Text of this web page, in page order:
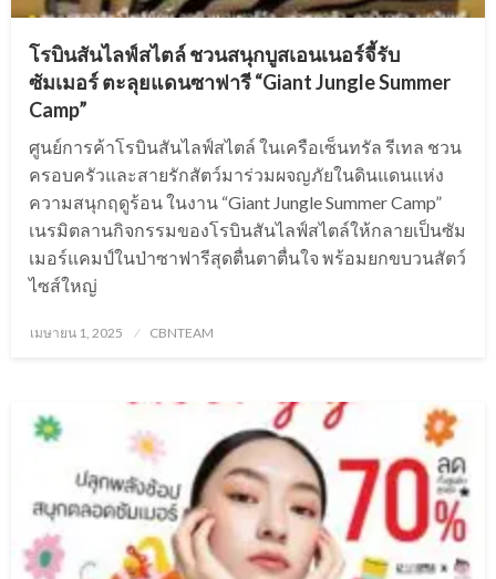
โรบินสันไลฟ์สไตล์ ชวนสนุกบูสเอนเนอร์จี้รับ
ซัมเมอร์ ตะลุยแดนซาฟารี “Giant Jungle Summer
Camp”
ศูนย์การค้าโรบินสันไลฟ์สไตล์ ในเครือเซ็นทรัล รีเทล ชวน
ครอบครัวและสายรักสัตว์มาร่วมผจญภัยในดินแดนแห่ง
ความสนุกฤดูร้อน ในงาน “Giant Jungle Summer Camp”
เนรมิตลานกิจกรรมของโรบินสันไลฟ์สไตล์ให้กลายเป็นซัม
เมอร์แคมป์ในป่าซาฟารีสุดตื่นตาตื่นใจ พร้อมยกขบวนสัตว์
ไซส์ใหญ่
Posted
เมษายน 1, 2025 CBNTEAM